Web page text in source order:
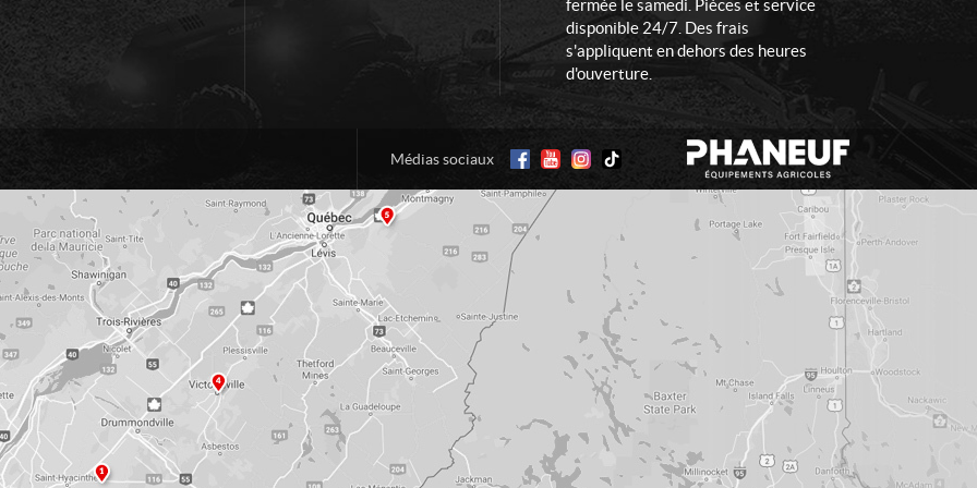
fermée le samedi. Pièces et service
disponible 24/7. Des frais
s'appliquent en dehors des heures
d'ouverture.
Médias sociaux